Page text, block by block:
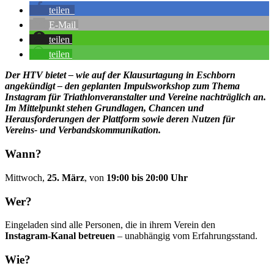
teilen
E-Mail
teilen
teilen
Der HTV bietet – wie auf der Klausurtagung in Eschborn
angekündigt – den geplanten Impulsworkshop zum Thema
Instagram für Triathlonveranstalter und Vereine nachträglich an.
Im Mittelpunkt stehen Grundlagen, Chancen und
Herausforderungen der Plattform sowie deren Nutzen für
Vereins- und Verbandskommunikation.
Wann?
Mittwoch, 25. März, von 19:00 bis 20:00 Uhr
Wer?
Eingeladen sind alle Personen, die in ihrem Verein den
Instagram‑Kanal betreuen – unabhängig vom Erfahrungsstand.
Wie?